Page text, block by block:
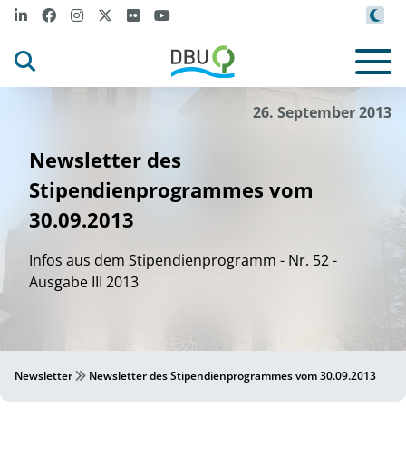
26. September 2013
Newsletter des
Stipendienprogrammes vom
30.09.2013
Infos aus dem Stipendienprogramm - Nr. 52 -
Ausgabe III 2013
Newsletter Newsletter des Stipendienprogrammes vom 30.09.2013